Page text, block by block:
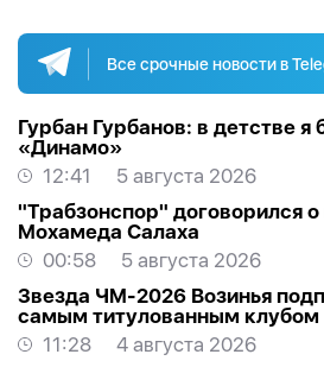
Все срочные новости в
Гурбан Гурбанов: в детстве я
«Динамо»
12:41
5 августа 2026
"Трабзонспор" договорился
Мохамеда Салаха
00:58
5 августа 2026
Звезда ЧМ-2026 Возинья
самым титулованным клубом
11:28
4 августа 2026